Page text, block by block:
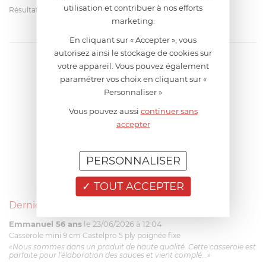
Résultats par page
Derniers avis produits
Emmanuel 56 ans le 23/06/2026 à 12:04
Casserole mini 9 cm Castelpro 5 ply poignée fixe
«Nous sommes dans un produit de haute qualité. Cette casserole est
parfaite pour l'élaboration des sauces et vient complé...»
utilisation et contribuer à nos efforts
marketing.
En cliquant sur « Accepter », vous
autorisez ainsi le stockage de cookies sur
votre appareil. Vous pouvez également
paramétrer vos choix en cliquant sur «
Personnaliser »
Vous pouvez aussi continuer sans
accepter
TOUT ACCEPTER
PERSONNALISER